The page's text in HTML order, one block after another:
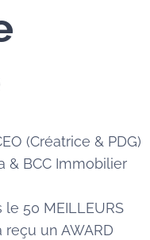
(Créatrice & PDG)
& BCC Immobilier
50 MEILLEURS
reçu un AWARD